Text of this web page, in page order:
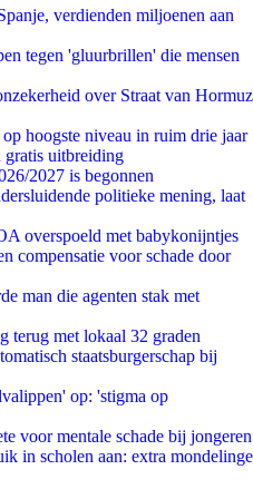
verdienden miljoenen aan
tegen 'gluurbrillen' die mensen
over Straat van Hormuz
hoogste niveau in ruim drie jaar
gratis uitbreiding
2027 is begonnen
politieke mening, laat
overspoeld met babykonijntjes
compensatie voor schade door
man die agenten stak met
terug met lokaal 32 graden
staatsburgerschap bij
op: 'stigma op
voor mentale schade bij jongeren
in scholen aan: extra mondelinge